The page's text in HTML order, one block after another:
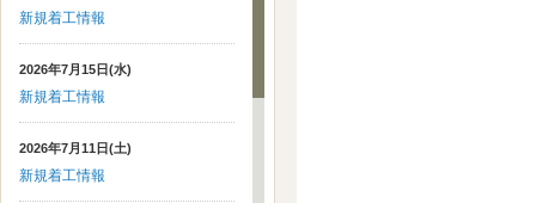
新規着工情報
2026年7月15日(水)
新規着工情報
2026年7月11日(土)
新規着工情報